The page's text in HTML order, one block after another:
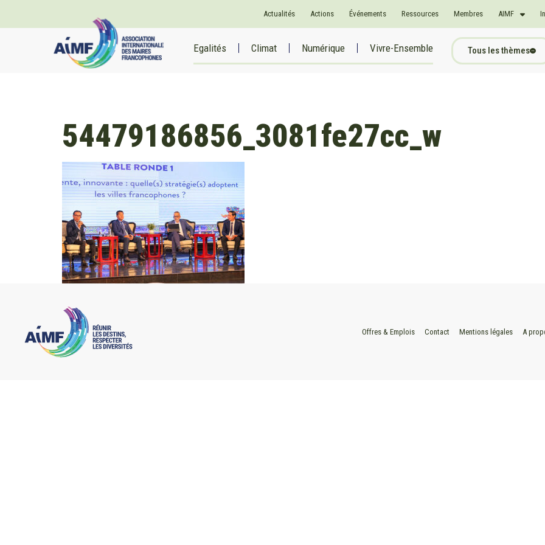
Actualités Actions Événements Ressources Membres AIMF
Egalités Climat Numérique Vivre-Ensemble Tous les thèmes
54479186856_3081fe27cc_w
Offres & Emplois Contact Mentions légales A